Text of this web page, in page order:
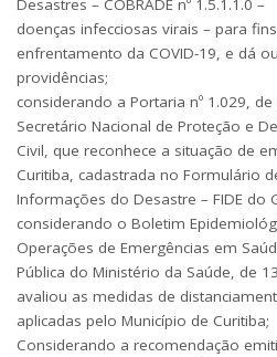
Desastres – COBRADE nº 1.5.1.1.0 –
doenças infecciosas virais – para
enfrentamento da COVID-19, e dá
providências;
considerando a Portaria nº 1.029,
Secretário Nacional de Proteção e
Civil, que reconhece a situação de
Curitiba, cadastrada no Formulário
Informações do Desastre – FIDE do
considerando o Boletim
Operações de Emergências em
Pública do Ministério da Saúde, de
avaliou as medidas de
aplicadas pelo Município de Curitiba;
Considerando a recomendação